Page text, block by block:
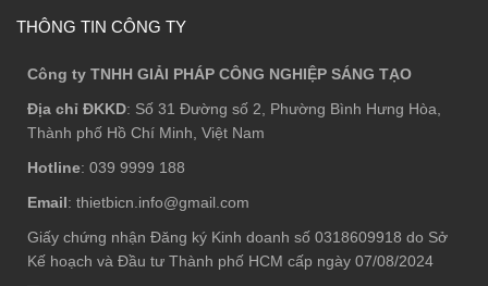
THÔNG TIN CÔNG TY
Công ty TNHH GIẢI PHÁP CÔNG NGHIỆP SÁNG TẠO
Địa chỉ ĐKKD: Số 31 Đường số 2, Phường Bình Hưng Hòa,
Thành phố Hồ Chí Minh, Việt Nam
Hotline: 039 9999 188
Email: thietbicn.info@gmail.com
Giấy chứng nhận Đăng ký Kinh doanh số 0318609918 do Sở
Kế hoạch và Đầu tư Thành phố HCM cấp ngày 07/08/2024